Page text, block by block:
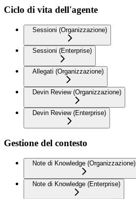
Ciclo di vita dell'agente
Sessioni (Organizzazione)
Sessioni (Enterprise)
Allegati (Organizzazione)
Devin Review (Organizzazione)
Devin Review (Enterprise)
Gestione del contesto
Note di Knowledge (Organizzazione)
Note di Knowledge (Enterprise)